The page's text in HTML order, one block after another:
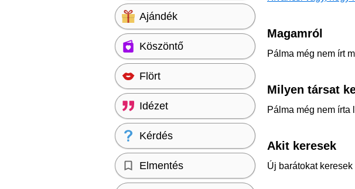
Magamról
Pálma még nem írt
Milyen társat
Pálma még nem írta
Akit keresek
Új barátokat
Ajándék
Köszöntő
Flört
Idézet
Kérdés
Elmentés